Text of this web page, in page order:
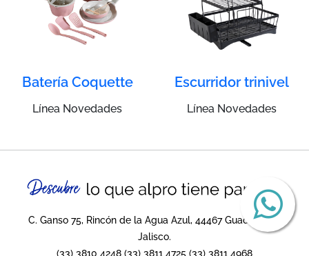
Batería Coquette
Línea Novedades
Escurridor trinivel
Línea Novedades
C. Ganso 75, Rincón de la Agua Azul, 44467 Guadalajara,
Jalisco.
(33) 3810 4248 (33) 3811 4725 (33) 3811 4968